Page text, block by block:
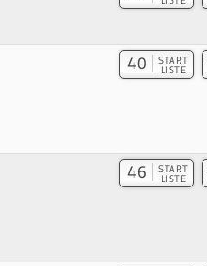
40 START
LISTE
46 START
LISTE